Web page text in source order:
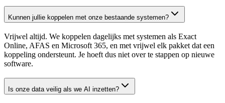
Kunnen jullie koppelen met onze bestaande systemen?
Vrijwel altijd. We koppelen dagelijks met systemen als Exact
Online, AFAS en Microsoft 365, en met vrijwel elk pakket dat een
koppeling ondersteunt. Je hoeft dus niet over te stappen op nieuwe
software.
Is onze data veilig als we AI inzetten?